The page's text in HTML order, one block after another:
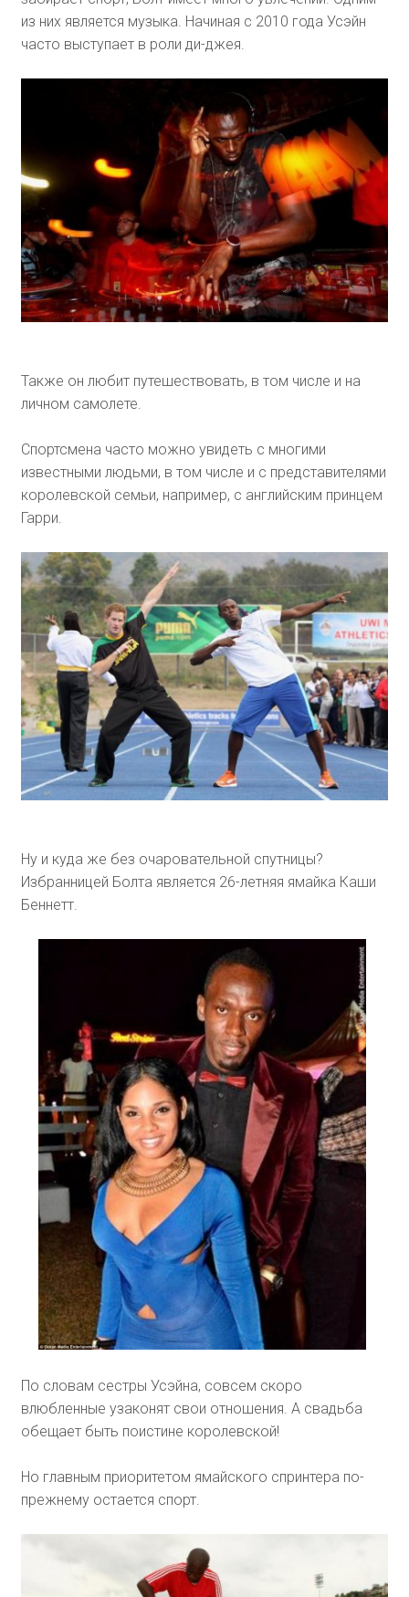
из них является музыка. Начиная с 2010 года Усэйн
часто выступает в роли ди-джея.
Также он любит путешествовать, в том числе и на
личном самолете.
Спортсмена часто можно увидеть с многими
известными людьми, в том числе и с представителями
королевской семьи, например, с английским принцем
Гарри.
Ну и куда же без очаровательной спутницы?
Избранницей Болта является 26-летняя ямайка Каши
Беннетт.
По словам сестры Усэйна, совсем скоро
влюбленные узаконят свои отношения. А свадьба
обещает быть поистине королевской!
Но главным приоритетом ямайского спринтера по-
прежнему остается спорт.